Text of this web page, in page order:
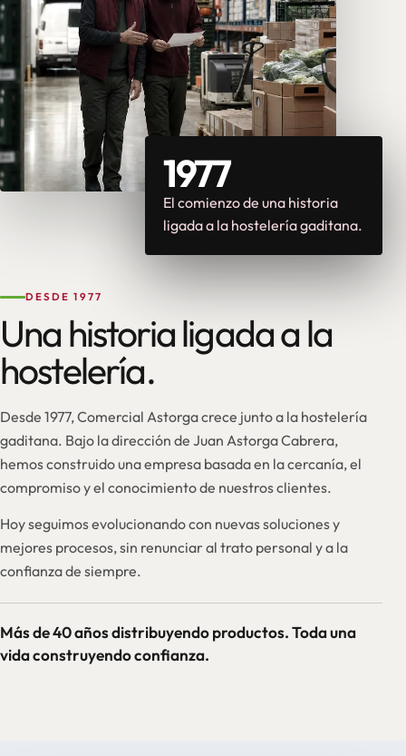
1977
El comienzo de una historia
ligada a la hostelería gaditana.
DESDE 1977
Una historia ligada a la
hostelería.
Desde 1977, Comercial Astorga crece junto a la hostelería
gaditana. Bajo la dirección de Juan Astorga Cabrera,
hemos construido una empresa basada en la cercanía, el
compromiso y el conocimiento de nuestros clientes.
Hoy seguimos evolucionando con nuevas soluciones y
mejores procesos, sin renunciar al trato personal y a la
confianza de siempre.
Más de 40 años distribuyendo productos. Toda una
vida construyendo confianza.